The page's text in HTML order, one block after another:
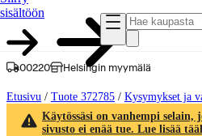
sisältöön
00220 Helsingin myymälä
Etusivu / Tuote 372785 / Kysymykset ja
Käytössäsi on vanhempi
sivusto ei enää tue. Lue lisää